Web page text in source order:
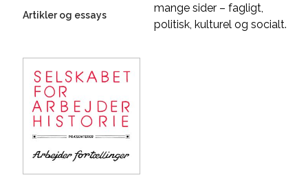
Artikler og essays
mange sider – fagligt,
politisk, kulturel og socialt.